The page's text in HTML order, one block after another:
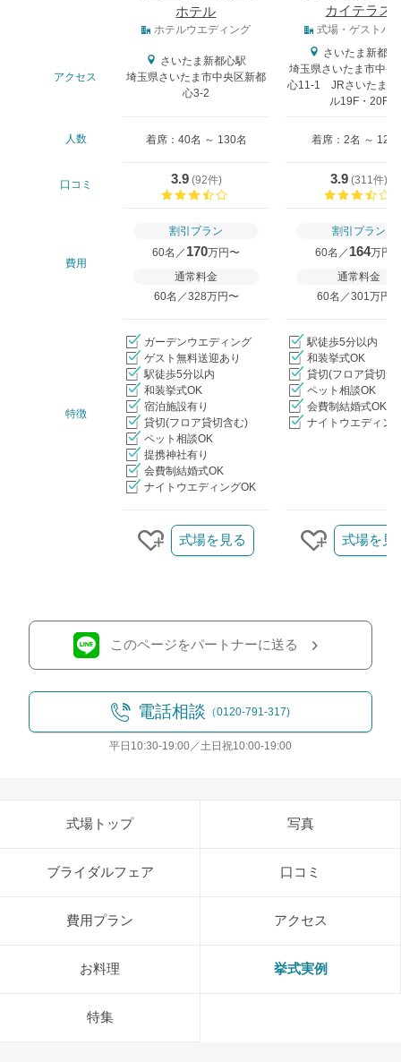
ホテル
カイテラス
ホテルウエディング 式場・ゲストハ
アクセス
さいたま新都心駅
埼玉県さいたま市中央区新都
心3-2
さいたま新都心
埼玉県さいたま市中央
心11-1 JRさいたま新
ル19F・20F
人数 着席：40名 ～ 130名 着席：2名 ～ 120
口コミ 3.9(92件)
3.9 (311件)
費用
割引プラン
60名／ 170万円〜
通常料金
60名／328万円〜
割引プラン
60名／ 164万円
通常料金
60名／301万円〜
特徴
ガーデンウエディング
ゲスト無料送迎あり
駅徒歩5分以内
和装挙式OK
宿泊施設有り
貸切(フロア貸切含む)
ペット相談OK
提携神社有り
会費制結婚式OK
ナイトウエディングOK
駅徒歩5分以内
和装挙式OK
貸切(フロア貸切含
ペット相談OK
会費制結婚式OK
ナイトウエディン
クリップする
式場を見る
クリップす
式場を見
このページをパートナーに送る
電話相談 （0120-791-317)
平日10:30-19:00／土日祝10:00-19:00
式場トップ 写真
ブライダルフェア 口コミ
費用プラン アクセス
お料理 挙式実例
特集